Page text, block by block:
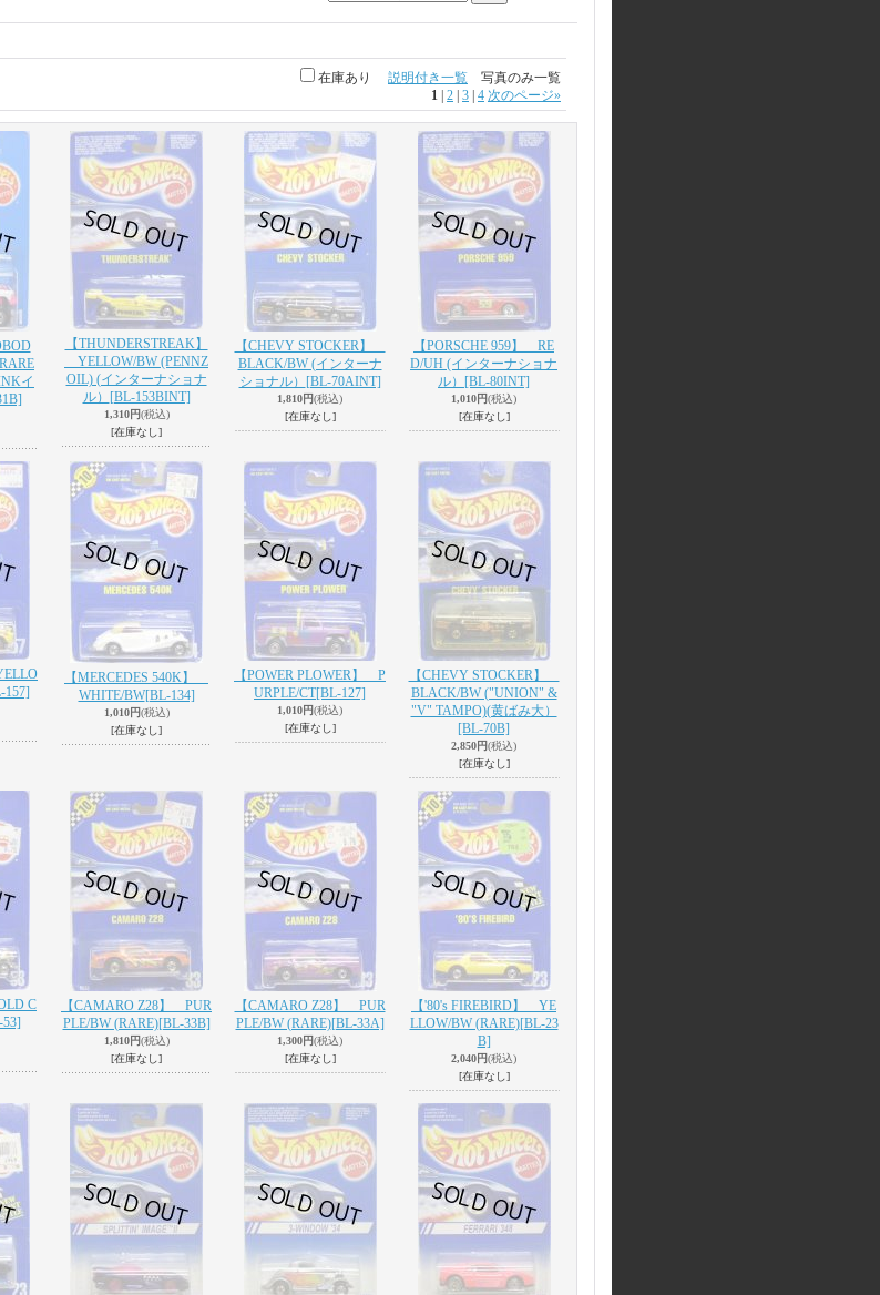
在庫あり 説明付き一覧 写真のみ一覧
1 2 3 4 次のページ»
イ
【THUNDERSTREAK】
YELLOW/BW (PENNZ
OIL) (インターナショナ
ル） [BL-153BINT]
1,310円(税込)
[在庫なし]
【CHEVY STOCKER】
BLACK/BW (インターナ
ショナル） [BL-70AINT]
1,810円(税込)
[在庫なし]
【PORSCHE 959】 RE
D/UH (インターナショナ
ル） [BL-80INT]
1,010円(税込)
[在庫なし]
157]
【MERCEDES 540K】
WHITE/BW[BL-134]
1,010円(税込)
[在庫なし]
【POWER PLOWER】 P
URPLE/CT[BL-127]
1,010円(税込)
[在庫なし]
【CHEVY STOCKER】
BLACK/BW ("UNION" &
"V" TAMPO)(黄ばみ大）
[BL-70B]
2,850円(税込)
[在庫なし]
C
【CAMARO Z28】 PUR
PLE/BW (RARE)[BL-33B]
1,810円(税込)
[在庫なし]
【CAMARO Z28】 PUR
PLE/BW (RARE)[BL-33A]
1,300円(税込)
[在庫なし]
【'80's FIREBIRD】 YE
LLOW/BW (RARE)[BL-23
B]
2,040円(税込)
[在庫なし]